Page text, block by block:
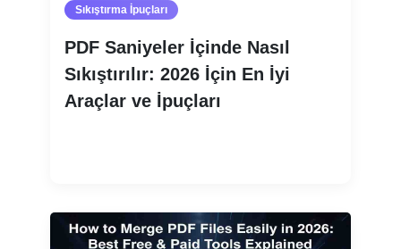
Sıkıştırma İpuçları
PDF Saniyeler İçinde Nasıl
Sıkıştırılır: 2026 İçin En İyi
Araçlar ve İpuçları